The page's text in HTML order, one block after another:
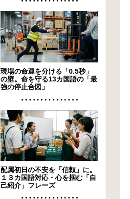
現場の命運を分ける「0.5秒」
の壁。命を守る13カ国語の「最
強の停止合図」
配属初日の不安を「信頼」に。
１３カ国語対応・心を掴む「自
己紹介」フレーズ